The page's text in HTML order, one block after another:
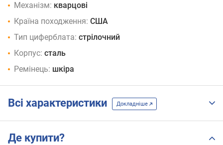
Механізм: кварцові
Країна походження: США
Тип циферблата: стрілочний
Корпус: сталь
Ремінець: шкіра
Всі характеристики Докладніше
Де купити?